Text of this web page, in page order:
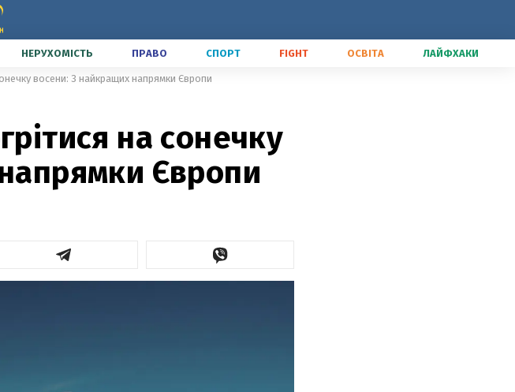
НЕРУХОМІСТЬ ПРАВО СПОРТ FIGHT ОСВІТА ЛАЙФХАКИ
восени: 3 найкращих напрямки Європи
на сонечку
Європи